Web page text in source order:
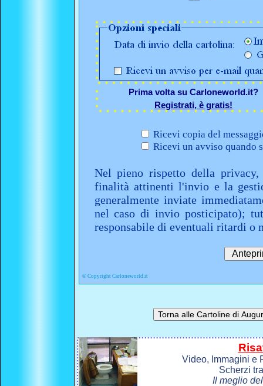
Prima volta su Carloneworld.it?
Registrati, è gratis!
Ricevi copia del
Ricevi un avviso quando
Nel pieno rispetto della
finalità attinenti l'invio e la
generalmente inviate
nel caso di invio posticipato);
responsabile di eventuali ritardi o
© Copyright Carloneworld.it
Video, Immagini e
Scherzi
Il meglio